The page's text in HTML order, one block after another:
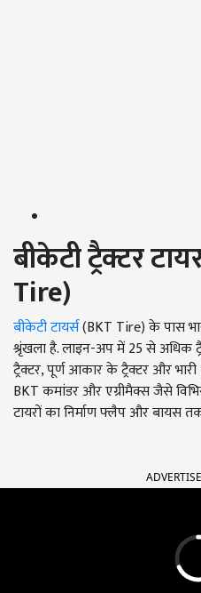
बीकेटी ट्रैक्टर
Tire)
बीकेटी टायर्स(BKT Tire) के पास
श्रृंखला है. लाइन-अप में 25 से अधिक
ट्रैक्टर, पूर्ण आकार के ट्रैक्टर और
BKT कमांडर और एग्रीमैक्स जैसे
टायरों का निर्माण फ्लैप और बायस